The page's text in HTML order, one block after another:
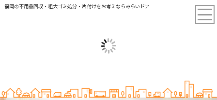
福岡の不用品回収・粗大ゴミ処分・片付けをお考えならみらいドア